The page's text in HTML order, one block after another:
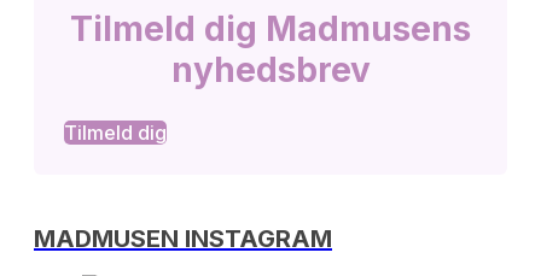
Tilmeld dig Madmusens
nyhedsbrev
Tilmeld dig
MADMUSEN INSTAGRAM